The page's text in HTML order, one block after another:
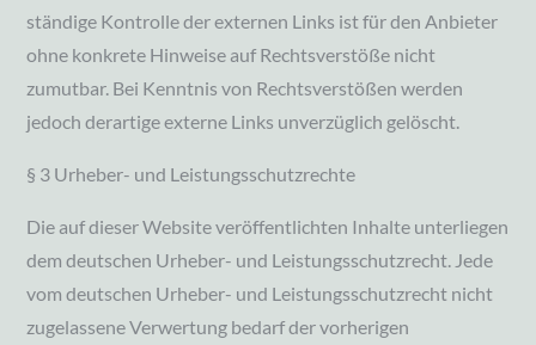
ständige Kontrolle der externen Links ist für den Anbieter
ohne konkrete Hinweise auf Rechtsverstöße nicht
zumutbar. Bei Kenntnis von Rechtsverstößen werden
jedoch derartige externe Links unverzüglich gelöscht.
§ 3 Urheber- und Leistungsschutzrechte
Die auf dieser Website veröffentlichten Inhalte unterliegen
dem deutschen Urheber- und Leistungsschutzrecht. Jede
vom deutschen Urheber- und Leistungsschutzrecht nicht
zugelassene Verwertung bedarf der vorherigen